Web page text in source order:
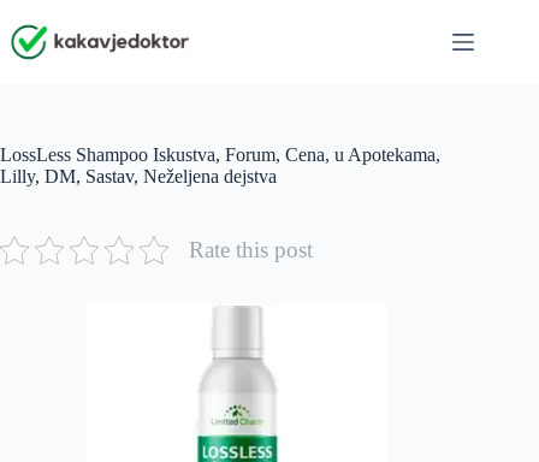
to
content
LossLess Shampoo Iskustva, Forum, Cena, u Apotekama,
Lilly, DM, Sastav, Neželjena dejstva
Rate this post